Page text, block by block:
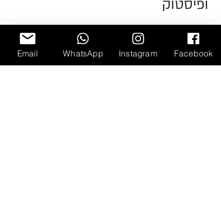
ופיסטוק
Email WhatsApp Instagram Facebook